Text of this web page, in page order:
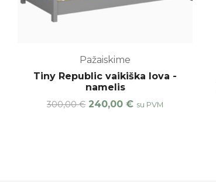
Pažaiskime
Tiny Republic vaikiška lova -
namelis
300,00€ 240,00 € su PVM